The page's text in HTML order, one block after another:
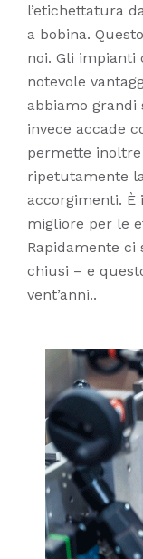
l’etichettatura
a bobina.
noi. Gli impianti
notevole
abbiamo grandi
invece accade
permette
ripetutamente
accorgimenti. È
migliore per le
Rapidamente
chiusi – e
vent’anni..